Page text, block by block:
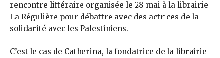
rencontre littéraire organisée le 28 mai à la librairie
La Régulière pour débattre avec des actrices de la
solidarité avec les Palestiniens.
C’est le cas de Catherina, la fondatrice de la librairie